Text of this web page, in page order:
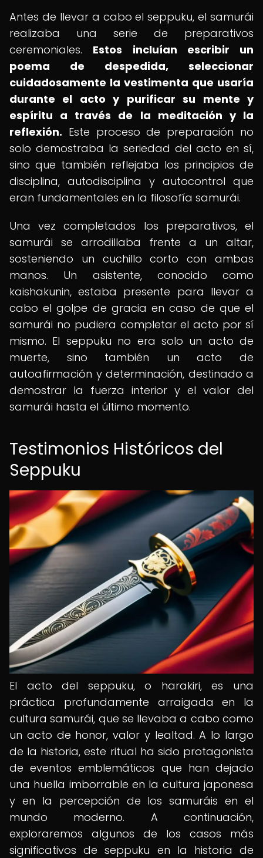
Antes de llevar a cabo el seppuku, el samurái
realizaba una serie de preparativos
ceremoniales. Estos incluían escribir un
poema de despedida, seleccionar
cuidadosamente la vestimenta que usaría
durante el acto y purificar su mente y
espíritu a través de la meditación y la
reflexión. Este proceso de preparación no
solo demostraba la seriedad del acto en sí,
sino que también reflejaba los principios de
disciplina, autodisciplina y autocontrol que
eran fundamentales en la filosofía samurái.
Una vez completados los preparativos, el
samurái se arrodillaba frente a un altar,
sosteniendo un cuchillo corto con ambas
manos. Un asistente, conocido como
kaishakunin, estaba presente para llevar a
cabo el golpe de gracia en caso de que el
samurái no pudiera completar el acto por sí
mismo. El seppuku no era solo un acto de
muerte, sino también un acto de
autoafirmación y determinación, destinado a
demostrar la fuerza interior y el valor del
samurái hasta el último momento.
Testimonios Históricos del
Seppuku
El acto del seppuku, o harakiri, es una
práctica profundamente arraigada en la
cultura samurái, que se llevaba a cabo como
un acto de honor, valor y lealtad. A lo largo
de la historia, este ritual ha sido protagonista
de eventos emblemáticos que han dejado
una huella imborrable en la cultura japonesa
y en la percepción de los samuráis en el
mundo moderno. A continuación,
exploraremos algunos de los casos más
significativos de seppuku en la historia de